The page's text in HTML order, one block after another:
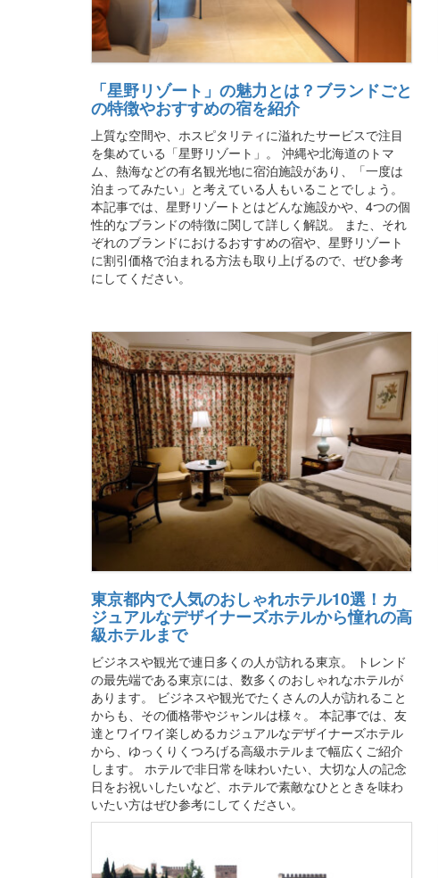
「星野リゾート」の魅力とは？ブランドごと
の特徴やおすすめの宿を紹介
上質な空間や、ホスピタリティに溢れたサービスで注目
を集めている「星野リゾート」。 沖縄や北海道のトマ
ム、熱海などの有名観光地に宿泊施設があり、「一度は
泊まってみたい」と考えている人もいることでしょう。
本記事では、星野リゾートとはどんな施設かや、4つの個
性的なブランドの特徴に関して詳しく解説。 また、それ
ぞれのブランドにおけるおすすめの宿や、星野リゾート
に割引価格で泊まれる方法も取り上げるので、ぜひ参考
にしてください。
東京都内で人気のおしゃれホテル10選！カ
ジュアルなデザイナーズホテルから憧れの高
級ホテルまで
ビジネスや観光で連日多くの人が訪れる東京。 トレンド
の最先端である東京には、数多くのおしゃれなホテルが
あります。 ビジネスや観光でたくさんの人が訪れること
からも、その価格帯やジャンルは様々。 本記事では、友
達とワイワイ楽しめるカジュアルなデザイナーズホテル
から、ゆっくりくつろげる高級ホテルまで幅広くご紹介
します。 ホテルで非日常を味わいたい、大切な人の記念
日をお祝いしたいなど、ホテルで素敵なひとときを味わ
いたい方はぜひ参考にしてください。